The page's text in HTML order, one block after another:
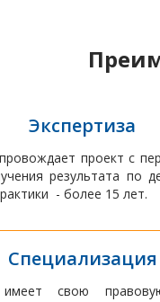
Экспертиза
проект с
результата по
- более 15 лет.
Специализация
свою